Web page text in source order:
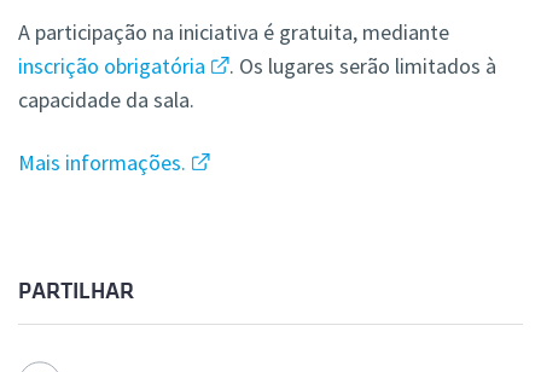
A participação na iniciativa é gratuita, mediante
inscrição obrigatória
. Os lugares serão limitados à
capacidade da sala.
Mais informações.
PARTILHAR